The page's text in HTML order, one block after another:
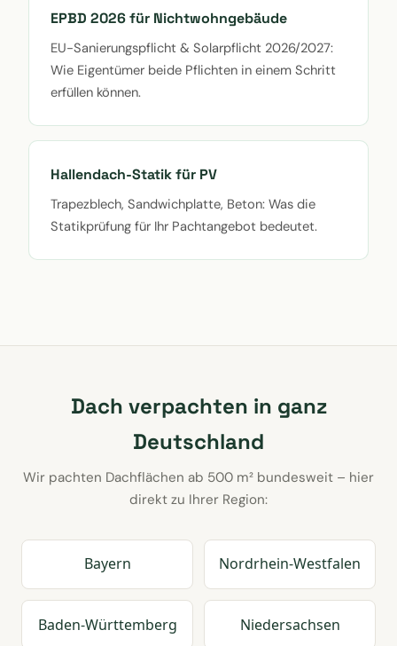
EPBD 2026 für Nichtwohngebäude
EU-Sanierungspflicht & Solarpflicht 2026/2027:
Wie Eigentümer beide Pflichten in einem Schritt
erfüllen können.
Hallendach-Statik für PV
Trapezblech, Sandwichplatte, Beton: Was die
Statikprüfung für Ihr Pachtangebot bedeutet.
Dach verpachten in ganz
Deutschland
Wir pachten Dachflächen ab 500 m² bundesweit – hier
direkt zu Ihrer Region:
Bayern Nordrhein-Westfalen
Baden-Württemberg Niedersachsen